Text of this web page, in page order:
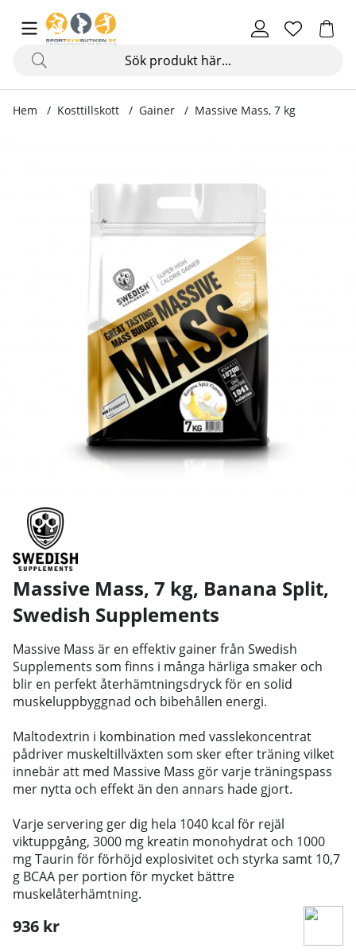
Hem Kosttillskott Gainer Massive Mass, 7 kg
Massive Mass, 7 kg, Banana Split,
Swedish Supplements
Massive Mass är en effektiv gainer från Swedish
Supplements som finns i många härliga smaker och
blir en perfekt återhämtningsdryck för en solid
muskeluppbyggnad och bibehållen energi.
Maltodextrin i kombination med vasslekoncentrat
pådriver muskeltillväxten som sker efter träning vilket
innebär att med Massive Mass gör varje träningspass
mer nytta och effekt än den annars hade gjort.
Varje servering ger dig hela 1040 kcal för rejäl
viktuppgång, 3000 mg kreatin monohydrat och 1000
mg Taurin för förhöjd explosivitet och styrka samt 10,7
g BCAA per portion för mycket bättre
muskelåterhämtning.
936 kr